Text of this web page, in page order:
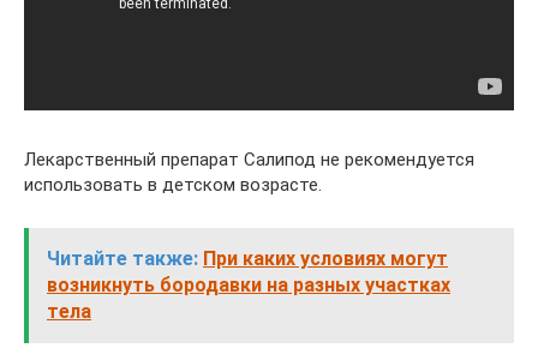
Лекарственный препарат Салипод не рекомендуется
использовать в детском возрасте.
Читайте также: При каких условиях могут
возникнуть бородавки на разных участках
тела